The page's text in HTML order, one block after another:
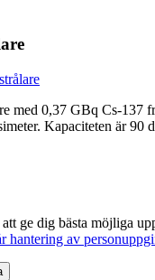
med 0,37 GBq Cs-137
Kapaciteten är 90
ge dig bästa möjliga
hantering av